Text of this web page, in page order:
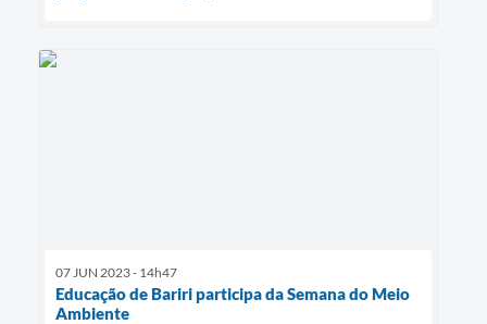
07 JUN 2023 - 14h47
Educação de Bariri participa da Semana do Meio
Ambiente